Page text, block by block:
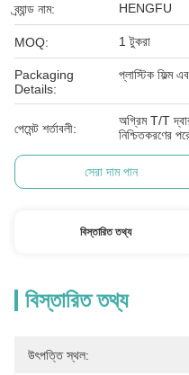
ব্র্যান্ড নাম: HENGFU
MOQ: 1 টুকরা
Packaging
Details:
প্লাস্টিক ফিল্ম
পেমেন্ট শর্তাবলী:
অগ্রিম T/T
নিশ্চিতকরণের
সেরা দাম পান
বিস্তারিত তথ্য
বিস্তারিত তথ্য
উৎপত্তি স্থল: